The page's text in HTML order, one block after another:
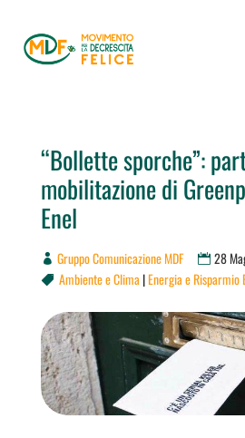
“Bollette sporche”:
mobilitazione di
Enel
Gruppo Comunicazione MDF 28
 Ambiente e Clima |Energia e Risparmio